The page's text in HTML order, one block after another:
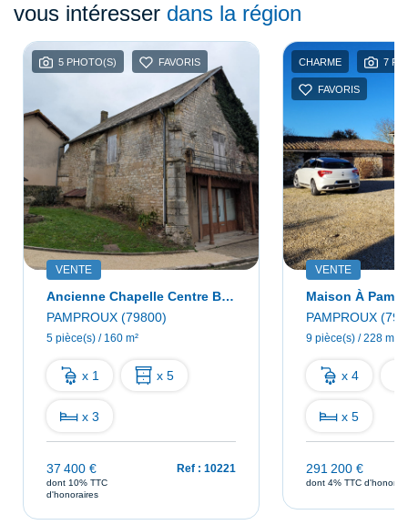
vous intéresser dans la région
5 PHOTO(S) FAVORIS
VENTE
Ancienne Chapelle Centre Bourg
PAMPROUX (79800)
5 pièce(s) / 160 m²
x 1 x 5
x 3
37 400 €
dont 10% TTC
d'honoraires
Ref : 10221
CHARME 7
FAVORIS
VENTE
Maison À
PAMPROUX
9 pièce(s) / 228 m²
x 4
x 5
291 200 €
dont 4% TTC